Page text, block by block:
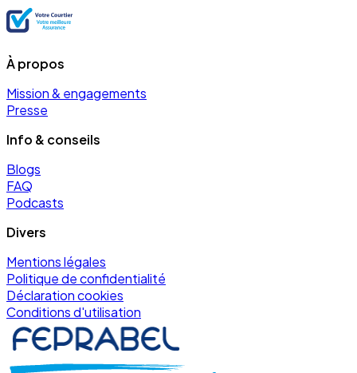
À propos
Mission & engagements
Presse
Info & conseils
Blogs
FAQ
Podcasts
Divers
Mentions légales
Politique de confidentialité
Déclaration cookies
Conditions d'utilisation